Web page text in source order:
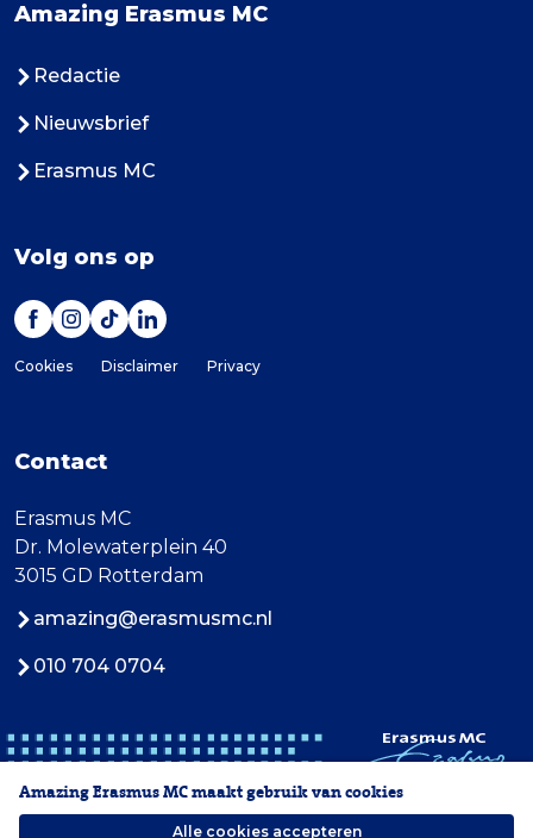
Amazing Erasmus MC
Redactie
Nieuwsbrief
Erasmus MC
Volg ons op
Cookies Disclaimer Privacy
Contact
Erasmus MC
Dr. Molewaterplein 40
3015 GD Rotterdam
amazing@erasmusmc.nl
010 704 0704
Amazing Erasmus MC maakt gebruik van cookies
Alle cookies accepteren